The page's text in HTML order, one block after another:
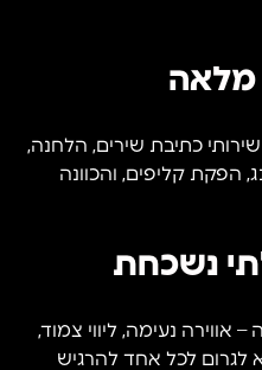
מלאה
כתיבת שירים, הלחנה,
הפקת קליפים, והכוונה
נשכחת
אווירה נעימה, ליווי צמוד,
לגרום לכל אחד להרגיש